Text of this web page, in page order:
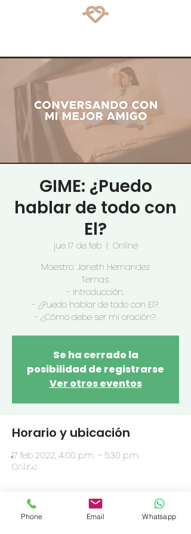
GIME: ¿Puedo
hablar de todo con
El?
jue 17 de feb
  |
Online
Maestro: Janeth Hernandez
Temas:
- Introducción.
- ¿Puedo hablar de todo con El?.
- ¿Cómo debe ser mi oración?.
Se ha cerrado la
posibilidad de registrarse
Ver otros eventos
Horario y ubicación
17 feb 2022, 4:00 p.m. – 5:30 p.m.
Online
Compartir este evento
OFRENDA
Phone Email Whatsapp